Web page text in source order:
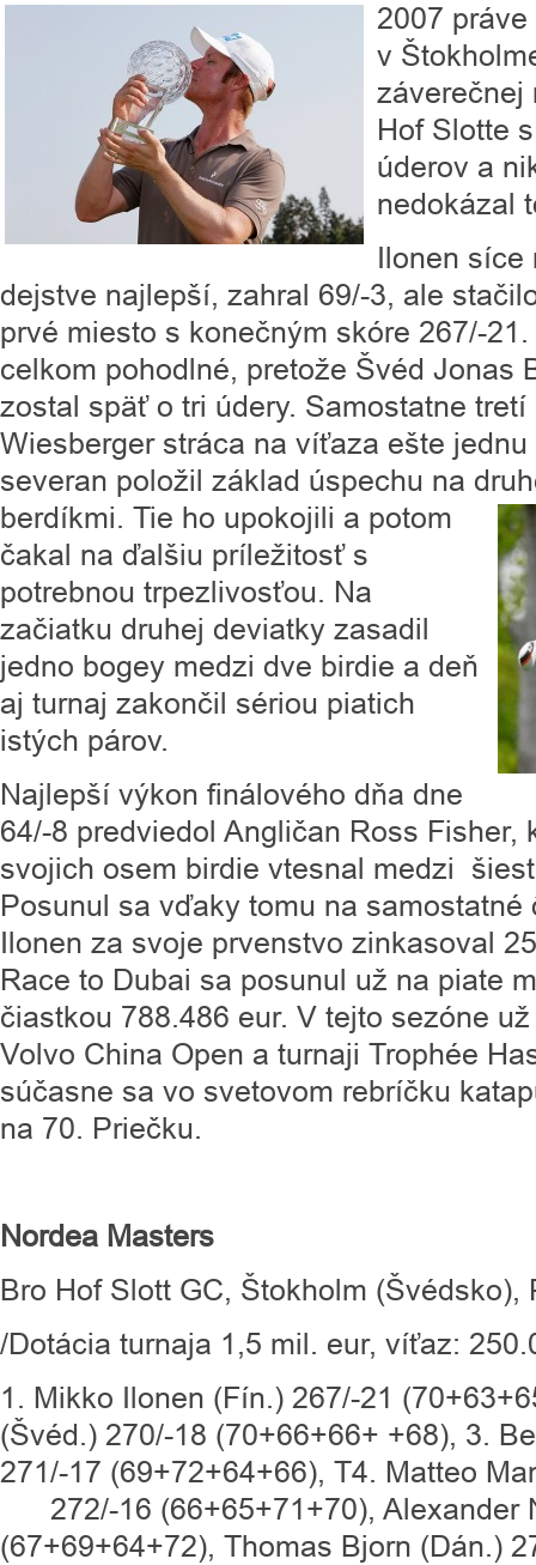
2007
v
záverečnej
Hof Slotte
úderov a
nedokázal
Ilonen síce
dejstve najlepší, zahral 69/-3, ale
prvé miesto s konečným skóre 267/-
celkom pohodlné, pretože Švéd Jonas
zostal späť o tri údery. Samostatne
Wiesberger stráca na víťaza ešte
severan položil základ úspechu na
berdíkmi. Tie ho upokojili a potom
čakal na ďalšiu príležitosť s
potrebnou trpezlivosťou. Na
začiatku druhej deviatky zasadil
jedno bogey medzi dve birdie a deň
aj turnaj zakončil sériou piatich
istých párov.
Najlepší výkon finálového dňa dne
64/-8 predviedol Angličan Ross Fisher,
svojich osem birdie vtesnal medzi
Posunul sa vďaky tomu na samostatné
Ilonen za svoje prvenstvo zinkasoval
Race to Dubai sa posunul už na piate
čiastkou 788.486 eur. V tejto sezóne
Volvo China Open a turnaji Trophée
súčasne sa vo svetovom rebríčku
na 70. Priečku.
Nordea Masters
Bro Hof Slott GC, Štokholm (Švédsko),
/Dotácia turnaja 1,5 mil. eur, víťaz:
1. Mikko Ilonen (Fín.) 267/-21
(Švéd.) 270/-18 (70+66+66+ +68), 3.
271/-17 (69+72+64+66), T4. Matteo
272/-16 (66+65+71+70), Alexander
(67+69+64+72), Thomas Bjorn (Dán.)